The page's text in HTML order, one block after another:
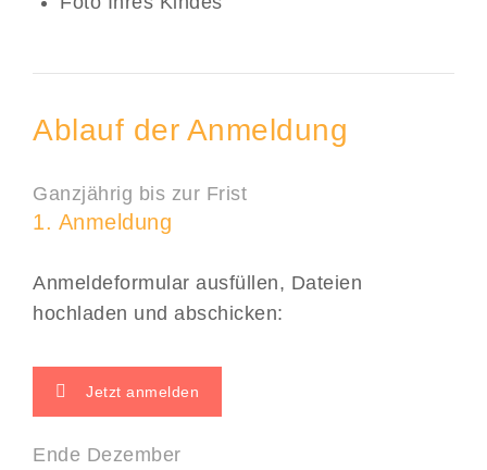
Ablauf der Anmeldung
Ganzjährig bis zur Frist
1. Anmeldung
Anmeldeformular ausfüllen, Dateien
hochladen und abschicken:
Jetzt anmelden
Ende Dezember